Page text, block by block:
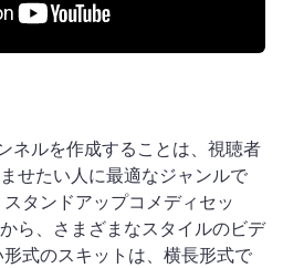
ネルを作成することは、視聴者
せたい人に最適なジャンルで
タンドアップコメディセッ
ら、さまざまなスタイルのビデ
形式のスキットは、横長形式で